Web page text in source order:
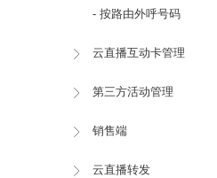
- 按路由外呼号码
云直播互动卡管理
第三方活动管理
销售端
云直播转发